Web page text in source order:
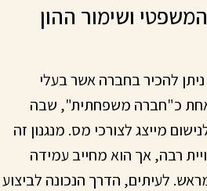
ושימור ההון
להכיר בחברה אשר בעלי
אחת כ"חברה משפחתית", שבה
מייצג לצורכי מס. מנגנון זה
רבה, אך הוא מחייב עמידה
לעיתים, הדרך הנכונה לביצוע